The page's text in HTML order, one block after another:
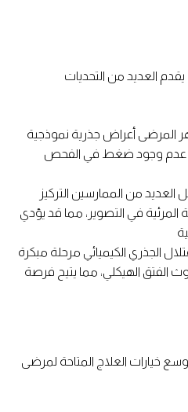
يقدم العديد من التحديات
المرضى أعراض جذرية نموذجية
عدم وجود ضغط في الفحص
من الممارسين التركيز
المرئية في التصوير، مما قد يؤدي
الجذري الكيميائي مرحلة مبكرة
الفتق الهيكلي، مما يتيح فرصة
خيارات العلاج المتاحة لمرضى